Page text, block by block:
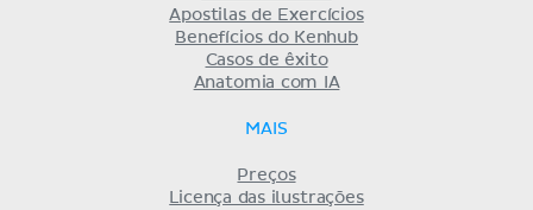
Apostilas de Exercícios
Benefícios do Kenhub
Casos de êxito
Anatomia com IA
MAIS
Preços
Licença das ilustrações